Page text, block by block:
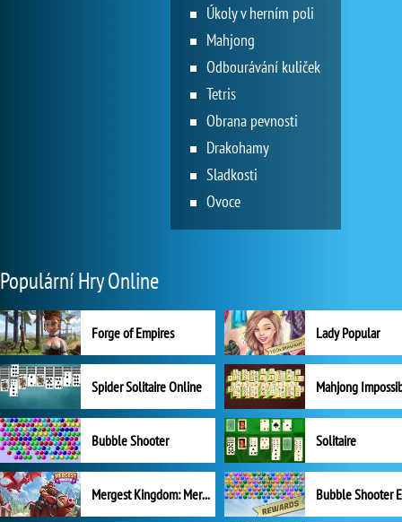
Úkoly v herním poli
Mahjong
Odbourávání kuliček
Tetris
Obrana pevnosti
Drakohamy
Sladkosti
Ovoce
Populární Hry Online
Forge of Empires Lady Popular
Spider Solitaire Online Mahjong
Bubble Shooter Solitaire
Mergest Kingdom: Merge Puzzle